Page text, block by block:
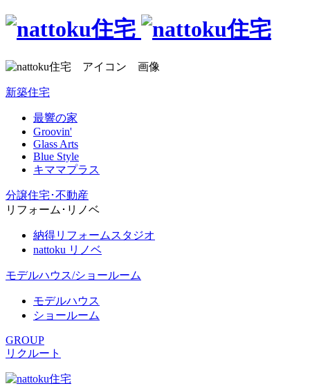
新築住宅
最響の家
Groovin'
Glass Arts
Blue Style
キママプラス
分譲住宅･不動産
リフォーム･リノベ
納得リフォームスタジオ
nattoku リノベ
モデルハウス/ショールーム
モデルハウス
ショールーム
GROUP
リクルート